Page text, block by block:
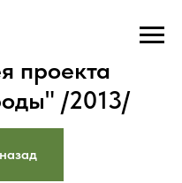
проекта
/2013/